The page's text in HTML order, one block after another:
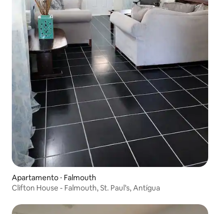
Apartamento ⋅ Falmouth
Clifton House - Falmouth, St. Paul’s, Antígua